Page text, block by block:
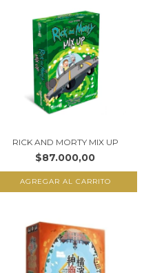
RICK AND MORTY MIX UP
$87.000,00